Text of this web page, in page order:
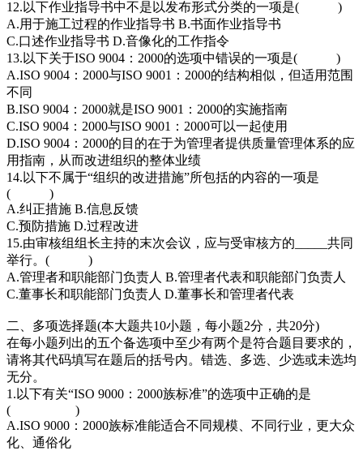
12.以下作业指导书中不是以发布形式分类的一项是( )
A.用于施工过程的作业指导书 B.书面作业指导书
C.口述作业指导书 D.音像化的工作指令
13.以下关于ISO 9004：2000的选项中错误的一项是( )
A.ISO 9004：2000与ISO 9001：2000的结构相似，但适用范围
不同
B.ISO 9004：2000就是ISO 9001：2000的实施指南
C.ISO 9004：2000与ISO 9001：2000可以一起使用
D.ISO 9004：2000的目的在于为管理者提供质量管理体系的应
用指南，从而改进组织的整体业绩
14.以下不属于“组织的改进措施”所包括的内容的一项是
( )
A.纠正措施 B.信息反馈
C.预防措施 D.过程改进
15.由审核组组长主持的末次会议，应与受审核方的_____共同
举行。( )
A.管理者和职能部门负责人 B.管理者代表和职能部门负责人
C.董事长和职能部门负责人 D.董事长和管理者代表
二、多项选择题(本大题共10小题，每小题2分，共20分)
在每小题列出的五个备选项中至少有两个是符合题目要求的，
请将其代码填写在题后的括号内。错选、多选、少选或未选均
无分。
1.以下有关“ISO 9000：2000族标准”的选项中正确的是
( )
A.ISO 9000：2000族标准能适合不同规模、不同行业，更大众
化、通俗化